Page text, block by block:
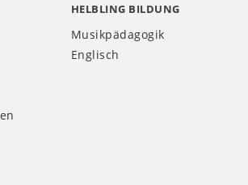
HELBLING BILDUNG
Musikpädagogik
Englisch